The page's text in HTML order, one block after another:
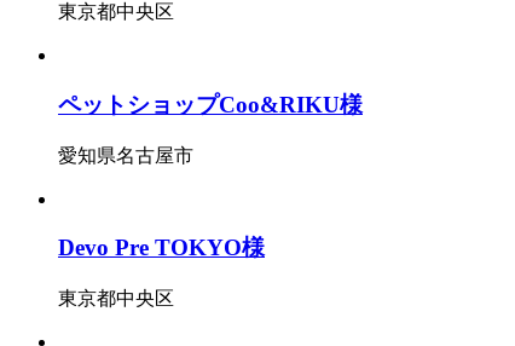
東京都中央区
ペットショップCoo&RIKU様
愛知県名古屋市
Devo Pre TOKYO様
東京都中央区